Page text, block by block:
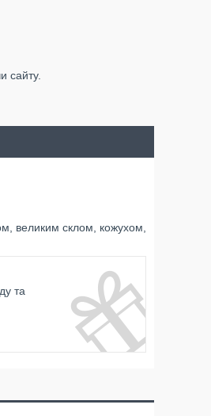
сайту.
великим склом, кожухом,
та